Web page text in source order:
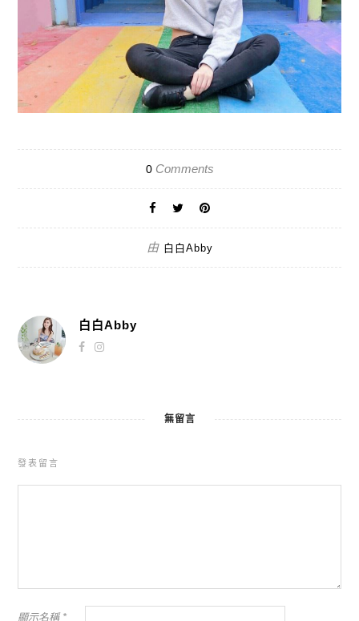
0Comments
由 白白Abby
白白Abby
無留言
發表留言
顯示名稱 *